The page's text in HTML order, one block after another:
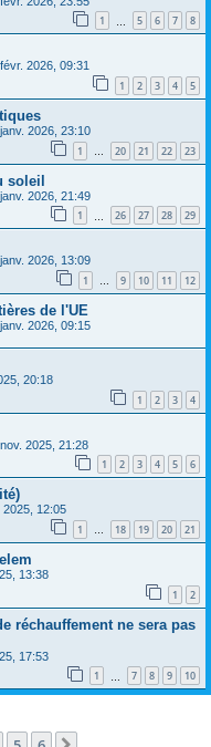
1 5 6 7 8
2026, 09:31
1 2 3 4 5
2026, 23:10
1 … 20 21 22 23
soleil
2026, 21:49
1 26 27 28 29
2026, 13:09
1 … 9 10 11 12
de l'UE
2026, 09:15
20:18
1 2 3 4
2025, 21:28
1 2 3 4 5 6
2025, 12:05
1 … 18 19 20 21
13:38
1 2
réchauffement ne sera pas
17:53
1 7 8 9 10